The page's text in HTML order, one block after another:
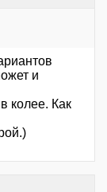
и
колее. Как